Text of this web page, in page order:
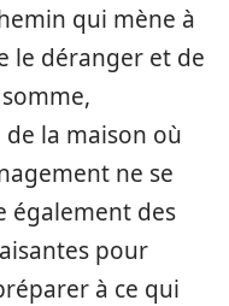
qui mène à
le déranger et de
la maison où
ne se
également des
pour
à ce qui